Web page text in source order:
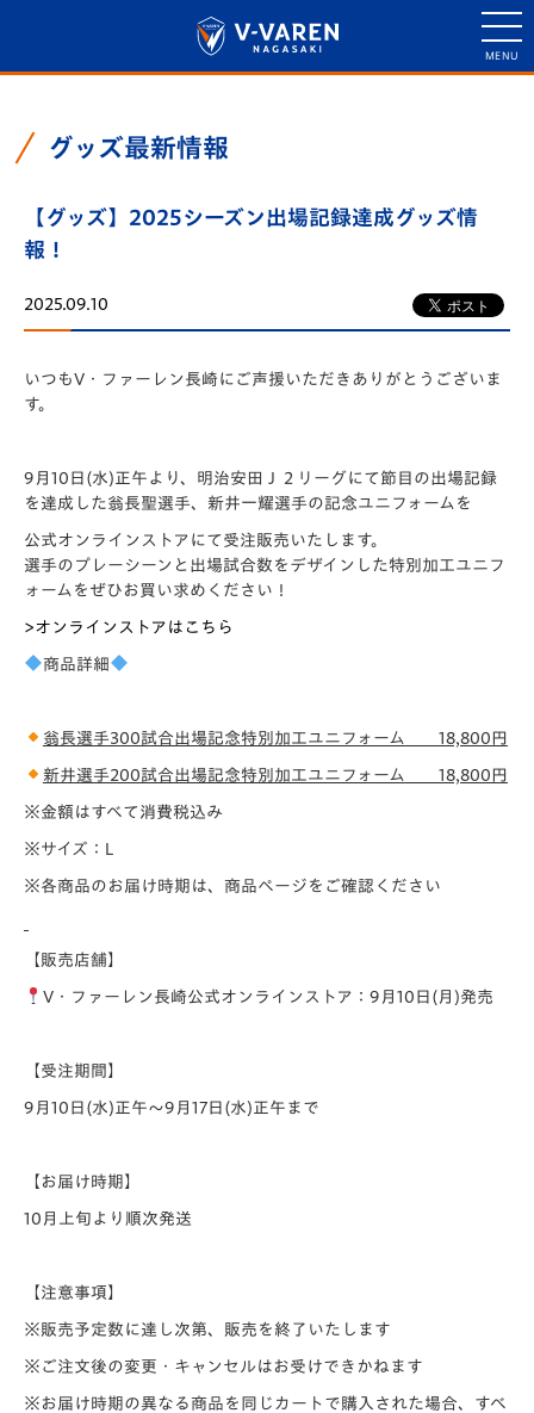
グッズ最新情報
【グッズ】2025シーズン出場記録達成グッズ情
報！
2025.09.10
いつもV・ファーレン長崎にご声援いただきありがとうございま
す。
9月10日(水)正午より、明治安田Ｊ２リーグにて節目の出場記録
を達成した翁長聖選手、新井一耀選手の記念ユニフォームを
公式オンラインストアにて受注販売いたします。
選手のプレーシーンと出場試合数をデザインした特別加工ユニフ
ォームをぜひお買い求めください！
>オンラインストアはこちら
商品詳細
翁長選手300試合出場記念特別加工ユニフォーム 18,800円
新井選手200試合出場記念特別加工ユニフォーム 18,800円
※金額はすべて消費税込み
※サイズ：L
※各商品のお届け時期は、商品ページをご確認ください
【販売店舗】
V・ファーレン長崎公式オンラインストア：9月10日(月)発売
【受注期間】
9月10日(水)正午～9月17日(水)正午まで
【お届け時期】
10月上旬より順次発送
【注意事項】
※販売予定数に達し次第、販売を終了いたします
※ご注文後の変更・キャンセルはお受けできかねます
※お届け時期の異なる商品を同じカートで購入された場合、すべ